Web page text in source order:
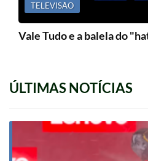
TELEVISÃO
Vale Tudo e a balela do
ÚLTIMAS NOTÍCIAS